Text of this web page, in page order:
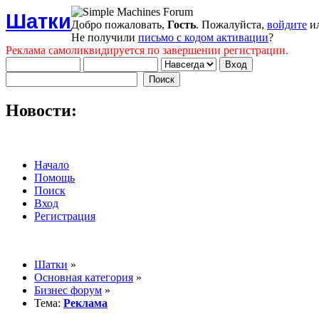
ШаткиДобро пожаловать, Гость. Пожалуйста, войдите
Не получили письмо с кодом активации?
Реклама самоликвидируется по завершении регистрации.
Новости:
Начало
Помощь
Поиск
Вход
Регистрация
Шатки »
Основная категория »
Бизнес форум »
Тема: Реклама